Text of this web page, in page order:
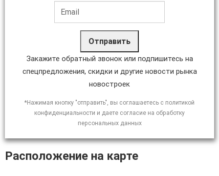
Отправить
Закажите обратный звонок или подпишитесь на
спецпредложения, скидки и другие новости рынка
новостроек
*Нажимая кнопку "отправить", вы соглашаетесь с политикой
конфиденциальности и даете согласие на обработку
персональных данных
Расположение на карте